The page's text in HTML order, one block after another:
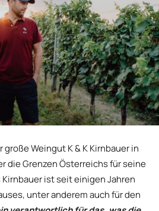
Weingut K & K Kirnbauer in
die Grenzen Österreichs für seine
ist seit einigen Jahren
unter anderem auch für den